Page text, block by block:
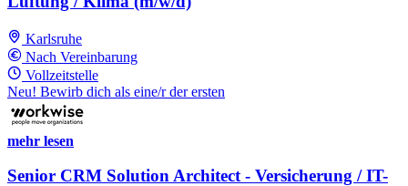
Karlsruhe
Nach Vereinbarung
Vollzeitstelle
Neu! Bewirb dich als eine/r der ersten
mehr lesen
Senior CRM Solution Architect - Versicherung / IT-